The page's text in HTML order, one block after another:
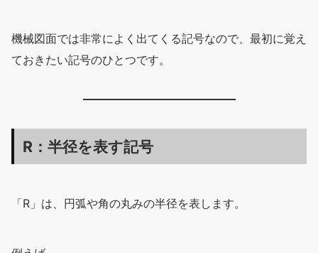
機械図面では非常によく出てくる記号なので、最初に覚え
ておきたい記号のひとつです。
R：半径を表す記号
「R」は、円弧や角の丸みの半径を表します。